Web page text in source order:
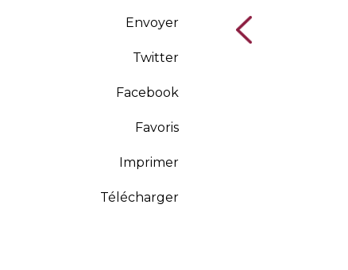
Envoyer
Twitter
Facebook
Favoris
Imprimer
Télécharger